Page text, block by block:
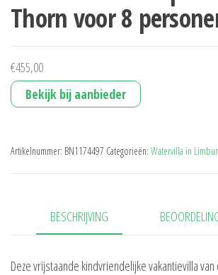
Thorn voor 8
€455,00
Bekijk bij aanbieder
Artikelnummer: BN1174497 Categorieën: Watervilla in
BESCHRIJVING
Deze vrijstaande kindvriendelijke vakantievilla